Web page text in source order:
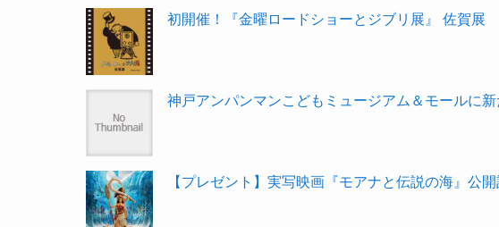
初開催！『金曜ロードショーとジブリ展』 佐賀
神戸アンパンマンこどもミュージアム＆モールに
【プレゼント】実写映画『モアナと伝説の海』公